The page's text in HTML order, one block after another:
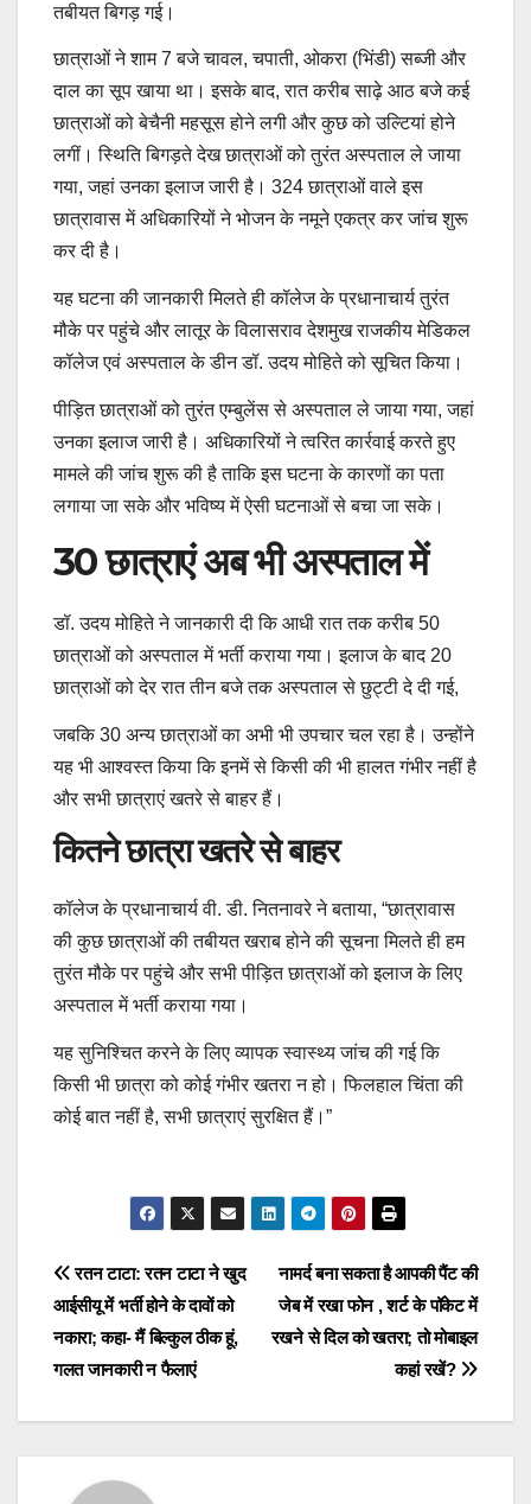
तबीयत बिगड़ गई।
छात्राओं ने शाम 7 बजे चावल, चपाती, ओकरा (भिंडी) सब्जी और
दाल का सूप खाया था। इसके बाद, रात करीब साढ़े आठ बजे कई
छात्राओं को बेचैनी महसूस होने लगी और कुछ को उल्टियां होने
लगीं। स्थिति बिगड़ते देख छात्राओं को तुरंत अस्पताल ले जाया
गया, जहां उनका इलाज जारी है। 324 छात्राओं वाले इस
छात्रावास में अधिकारियों ने भोजन के नमूने एकत्र कर जांच शुरू
कर दी है।
यह घटना की जानकारी मिलते ही कॉलेज के प्रधानाचार्य तुरंत
मौके पर पहुंचे और लातूर के विलासराव देशमुख राजकीय मेडिकल
कॉलेज एवं अस्पताल के डीन डॉ. उदय मोहिते को सूचित किया।
पीड़ित छात्राओं को तुरंत एम्बुलेंस से अस्पताल ले जाया गया, जहां
उनका इलाज जारी है। अधिकारियों ने त्वरित कार्रवाई करते हुए
मामले की जांच शुरू की है ताकि इस घटना के कारणों का पता
लगाया जा सके और भविष्य में ऐसी घटनाओं से बचा जा सके।
30 छात्राएं अब भी अस्पताल में
डॉ. उदय मोहिते ने जानकारी दी कि आधी रात तक करीब 50
छात्राओं को अस्पताल में भर्ती कराया गया। इलाज के बाद 20
छात्राओं को देर रात तीन बजे तक अस्पताल से छुट्टी दे दी गई,
जबकि 30 अन्य छात्राओं का अभी भी उपचार चल रहा है। उन्होंने
यह भी आश्वस्त किया कि इनमें से किसी की भी हालत गंभीर नहीं है
और सभी छात्राएं खतरे से बाहर हैं।
कितने छात्रा खतरे से बाहर
कॉलेज के प्रधानाचार्य वी. डी. नितनावरे ने बताया, “छात्रावास
की कुछ छात्राओं की तबीयत खराब होने की सूचना मिलते ही हम
तुरंत मौके पर पहुंचे और सभी पीड़ित छात्राओं को इलाज के लिए
अस्पताल में भर्ती कराया गया।
यह सुनिश्चित करने के लिए व्यापक स्वास्थ्य जांच की गई कि
किसी भी छात्रा को कोई गंभीर खतरा न हो। फिलहाल चिंता की
कोई बात नहीं है, सभी छात्राएं सुरक्षित हैं।”
Post
navigation
नामर्द बना सकता है आपकी पैंट की
जेब में रखा फोन , शर्ट के पॉकेट में
रखने से दिल को खतरा; तो मोबाइल
कहां रखें?
रतन टाटा: रतन टाटा ने खुद
आईसीयू में भर्ती होने के दावों को
नकारा; कहा- मैं बिल्कुल ठीक हूं,
गलत जानकारी न फैलाएं